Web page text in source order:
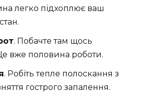
легко підхоплює ваш
. Побачте там щось
вже половина роботи.
. Робіть тепле полоскання з
гострого запалення.